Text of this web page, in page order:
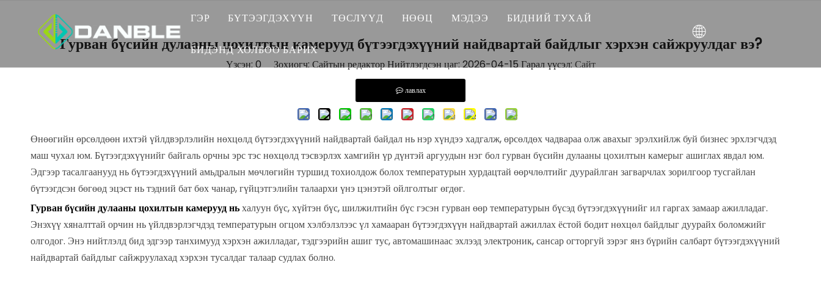
ГЭР БҮТЭЭГДЭХҮҮН
ТЕМПЕРАТУР, ЧИЙГШИЙН ​​ТУРШИЛТЫН ТАНХИ
БАЙГАЛЬ ОРЧНЫ СТРЕСС ШИНЖИЛГЭЭНИЙ ТУРШИЛТЫН ТАНХИМ
ДУЛААНЫ ЦОГЧРОЛТЫН ТӨМҮҮР
БАТЕРИЙН ТУРШИЛТЫН ТАНХИУУД
ӨНДӨРЛӨГИЙН ТУРШИЛТЫН ТАНХИУУД
Мотор эргийн туршилтын танхимууд
ДАВС ШҮРШИГДЭХ ШИНЖИЛГЭЭНИЙ ТӨМҮҮР
ТӨСЛҮҮД
ЗОРИУЛСАН ШИЙДЭЛ
ҮЙЛДВЭРИЙН ХЭРЭГЛЭЭ
НӨӨЦ
ТАТАЖ АВАХ
Түгээмэл асуултууд
МЭДЭЭ
СҮҮЛ�
БИДНИЙ ТУХАЙ
БИД ХЭН БЭ
БИДЭНД ХОЛБОО БАРИХ
ХЭРЭГЛЭГЧИЙН ҮЙЛЧИЛГЭЭ
Гурван бүсийн дулааны цохилтын камерууд бүтээгдэхүүний найдвартай байдлыг хэрхэн сайжруулдаг вэ?
Үзсэн:0Зохиогч: Сайтын редактор Нийтлэгдсэн цаг: 2026-04-15 Гарал үүсэл:Сайт
лавлах
Өнөөгийн өрсөлдөөн ихтэй үйлдвэрлэлийн нөхцөлд бүтээгдэхүүний найдвартай байдал нь нэр хүндээ хадгалж, өрсөлдөх чадвараа олж авахыг эрэлхийлж буй бизнес эрхлэгчдэд
маш чухал юм. Бүтээгдэхүүнийг байгаль орчны эрс тэс нөхцөлд тэсвэрлэх хамгийн үр дүнтэй аргуудын нэг бол гурван бүсийн дулааны цохилтын камерыг ашиглах явдал юм.
Эдгээр тасалгаанууд нь бүтээгдэхүүний амьдралын мөчлөгийн туршид тохиолдож болох температурын хурдацтай өөрчлөлтийг дуурайлган загварчлах зорилгоор тусгайлан
бүтээгдсэн бөгөөд эцэст нь тэдний бат бөх чанар, гүйцэтгэлийн талаархи үнэ цэнэтэй ойлголтыг өгдөг.
Гурван бүсийн дулааны цохилтын камерууд ньхалуун бүс, хүйтэн бүс, шилжилтийн бүс гэсэн гурван өөр температурын бүсэд бүтээгдэхүүнийг ил гаргах замаар ажилладаг.
Энэхүү хяналттай орчин нь үйлдвэрлэгчдэд температурын огцом хэлбэлзлээс үл хамааран бүтээгдэхүүн найдвартай ажиллах ёстой бодит нөхцөл байдлыг дуурайх боломжийг
олгодог. Энэ нийтлэлд бид эдгээр танхимууд хэрхэн ажилладаг, тэдгээрийн ашиг тус, автомашинаас эхлээд электроник, сансар огторгуй зэрэг янз бүрийн салбарт бүтээгдэхүүний
найдвартай байдлыг сайжруулахад хэрхэн тусалдаг талаар судлах болно.